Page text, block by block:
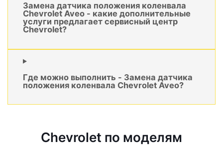
Замена датчика положения коленвала
Chevrolet Aveo - какие дополнительные
услуги предлагает сервисный центр
Chevrolet?
Где можно выполнить - Замена датчика
положения коленвала Chevrolet Aveo?
Chevrolet по моделям